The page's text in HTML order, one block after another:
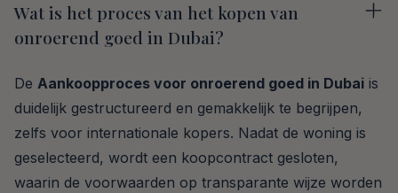
Wat is het proces van het kopen van
onroerend goed in Dubai?
De Aankoopproces voor onroerend goed in Dubai is
duidelijk gestructureerd en gemakkelijk te begrijpen,
zelfs voor internationale kopers. Nadat de woning is
geselecteerd, wordt een koopcontract gesloten,
waarin de voorwaarden op transparante wijze worden